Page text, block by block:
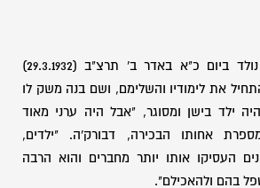
בן ליפא ושושנה. נולד ביום כ"א באדר ב' תרצ"ב (29.3.1932)
את לימודיו והשלימם, ושם בנה משק לו
ילד בישן ומסוגר, "אבל היה ערני מאוד
אחותו הבכירה, דבורק'ה. "ילדים,
העסיקו אותו יותר מחברים והוא הרבה
בהם ולהאכילם".